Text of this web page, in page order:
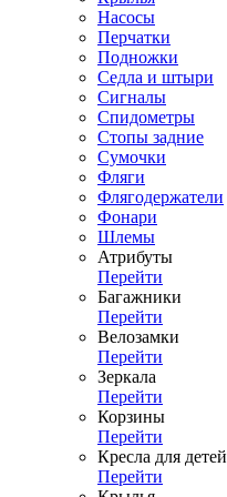
Насосы
Перчатки
Подножки
Седла и штыри
Сигналы
Спидометры
Стопы задние
Сумочки
Фляги
Флягодержатели
Фонари
Шлемы
Атрибуты
Перейти
Багажники
Перейти
Велозамки
Перейти
Зеркала
Перейти
Корзины
Перейти
Кресла для детей
Перейти